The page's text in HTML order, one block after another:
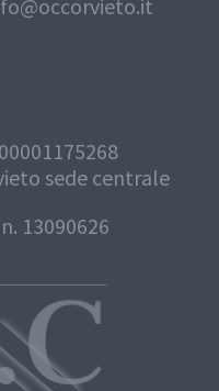
sede centrale
13090626